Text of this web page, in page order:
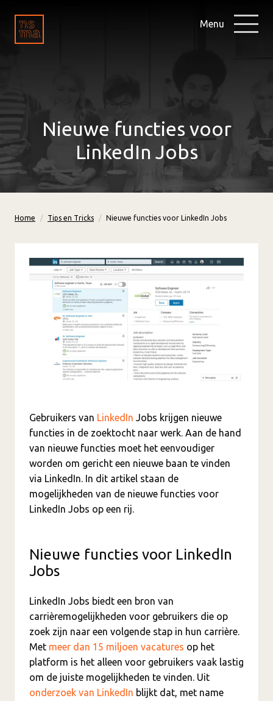
Menu
Nieuwe functies voor
LinkedIn Jobs
Home Tips en Tricks Nieuwe functies voor LinkedIn Jobs
Gebruikers van LinkedIn Jobs krijgen nieuwe
functies in de zoektocht naar werk. Aan de hand
van nieuwe functies moet het eenvoudiger
worden om gericht een nieuwe baan te vinden
via LinkedIn. In dit artikel staan de
mogelijkheden van de nieuwe functies voor
LinkedIn Jobs op een rij.
Nieuwe functies voor LinkedIn
Jobs
LinkedIn Jobs biedt een bron van
carrièremogelijkheden voor gebruikers die op
zoek zijn naar een volgende stap in hun carrière.
Met meer dan 15 miljoen vacatures op het
platform is het alleen voor gebruikers vaak lastig
om de juiste mogelijkheden te vinden. Uit
onderzoek van LinkedIn blijkt dat, met name